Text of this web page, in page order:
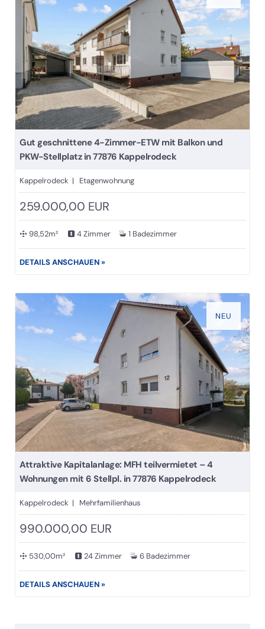
Gut geschnittene 4-Zimmer-ETW mit Balkon und
PKW-Stellplatz in 77876 Kappelrodeck
Kappelrodeck | Etagenwohnung
259.000,00 EUR
98,52m² 4 Zimmer 1 Badezimmer
DETAILS ANSCHAUEN »
NEU
Attraktive Kapitalanlage: MFH teilvermietet – 4
Wohnungen mit 6 Stellpl. in 77876 Kappelrodeck
Kappelrodeck | Mehrfamilienhaus
990.000,00 EUR
530,00m² 24 Zimmer 6 Badezimmer
DETAILS ANSCHAUEN »